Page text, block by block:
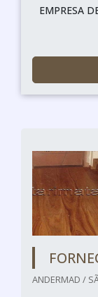
EMPRESA
ANDERMAD /